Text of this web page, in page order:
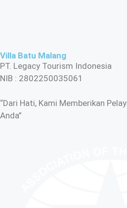
Villa Batu Malang
PT. Legacy Tourism Indonesia
NIB : 2802250035061
“Dari Hati, Kami Memberikan
Anda”